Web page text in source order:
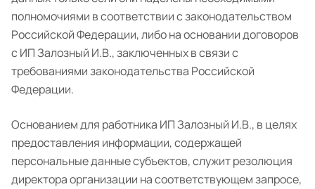
полномочиями в соответствии с законодательством
Российской Федерации, либо на основании договоров
с ИП Залозный И.В., заключенных в связи с
требованиями законодательства Российской
Федерации.
Основанием для работника ИП Залозный И.В., в целях
предоставления информации, содержащей
персональные данные субъектов, служит резолюция
директора организации на соответствующем запросе,